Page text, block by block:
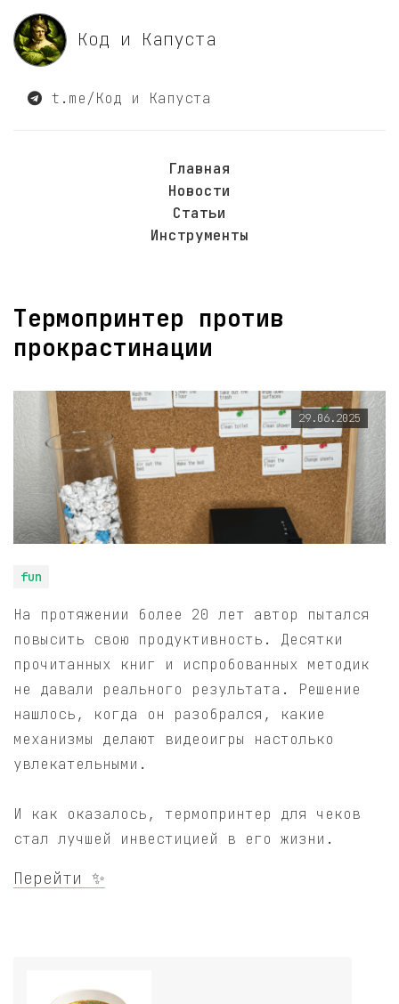
Код и Капуста
t.me/Код и Капуста
Главная
Новости
Статьи
Инструменты
Термопринтер против
прокрастинации
29.06.2025
fun
На протяжении более 20 лет автор пытался
повысить свою продуктивность. Десятки
прочитанных книг и испробованных методик
не давали реального результата. Решение
нашлось, когда он разобрался, какие
механизмы делают видеоигры настолько
увлекательными.
И как оказалось, термопринтер для чеков
стал лучшей инвестицией в его жизни.
Перейти ✨